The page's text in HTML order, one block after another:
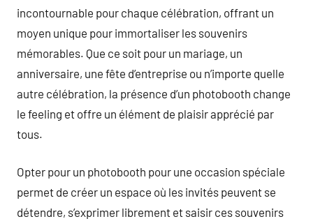
incontournable pour chaque célébration, offrant un
moyen unique pour immortaliser les souvenirs
mémorables. Que ce soit pour un mariage, un
anniversaire, une fête d’entreprise ou n’importe quelle
autre célébration, la présence d’un photobooth change
le feeling et offre un élément de plaisir apprécié par
tous.
Opter pour un photobooth pour une occasion spéciale
permet de créer un espace où les invités peuvent se
détendre, s’exprimer librement et saisir ces souvenirs